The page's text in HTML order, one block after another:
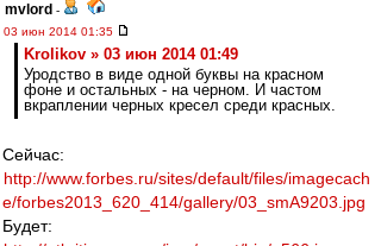
mvlord -
03 июн 2014 01:35
Krolikov » 03 июн 2014 01:49
Уродство в виде одной буквы на красном
фоне и остальных - на черном. И частом
вкраплении черных кресел среди красных.
Сейчас:
http://www.forbes.ru/sites/default/files/imagecach
e/forbes2013_620_414/gallery/03_smA9203.jpg
Будет: